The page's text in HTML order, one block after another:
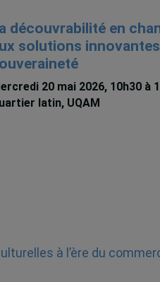
découvrabilité en
solutions
20 mai 2026, 10h30 à
latin, UQAM
à l’ère du